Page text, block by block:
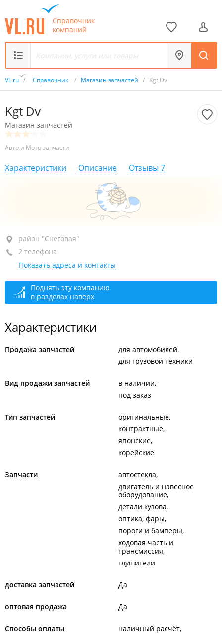
Справочник
компаний
VL.ru / Справочник / Магазин запчастей / Kgt Dv
Kgt Dv
Магазин запчастей
Авто и Мото запчасти
Характеристики Описание Отзывы 7
район "Снеговая", ул. Выселковая, 37
+7 914 704-41-31
+7 (423) 274-41-31
сегодня закрыто
район "Снеговая"
2 телефона
Показать адреса и контакты
Поднять эту компанию
в разделах наверх
Характеристики
Продажа запчастей
для автомобилей
для грузовой техники
Вид продажи запчастей
в наличии
под заказ
Тип запчастей
оригинальные
контрактные
японские
корейские
Запчасти
автостекла
двигатель и навесное
оборудование
детали кузова
оптика, фары
пороги и бамперы
ходовая часть и
трансмиссия
глушители
доставка запчастей Да
оптовая продажа Да
Способы оплаты
наличный расчёт